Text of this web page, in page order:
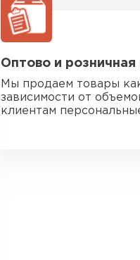
Оптово и
Мы продаем товары
зависимости от
клиентам